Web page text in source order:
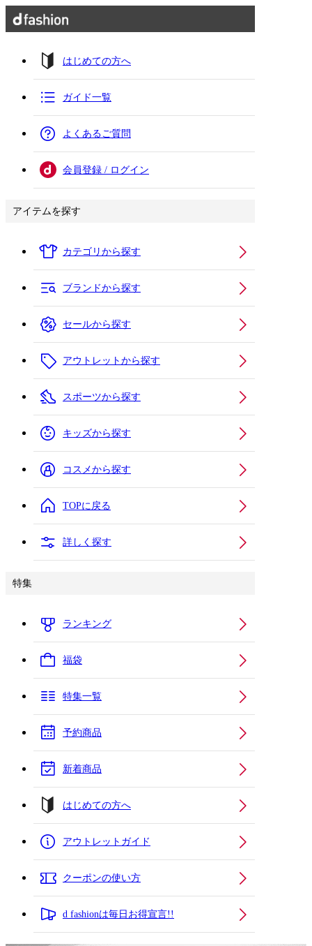
はじめての方へ
ガイド一覧
よくあるご質問
会員登録 / ログイン
アイテムを探す
カテゴリから探す
ブランドから探す
セールから探す
アウトレットから探す
スポーツから探す
キッズから探す
コスメから探す
TOPに戻る
詳しく探す
特集
ランキング
福袋
特集一覧
予約商品
新着商品
はじめての方へ
アウトレットガイド
クーポンの使い方
d fashionは毎日お得宣言!!